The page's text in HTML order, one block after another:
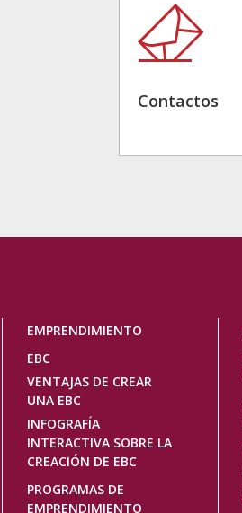
Contactos
EMPRENDIMIENTO
EBC
VENTAJAS DE CREAR
UNA EBC
INFOGRAFÍA
INTERACTIVA SOBRE LA
CREACIÓN DE EBC
PROGRAMAS DE
EMPRENDIMIENTO